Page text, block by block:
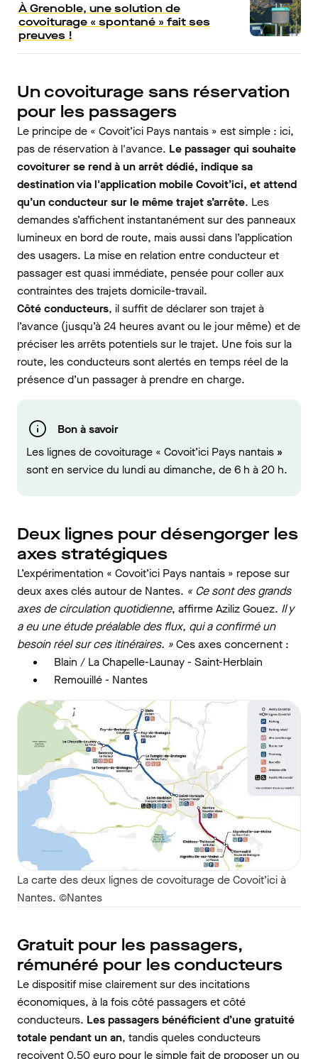
À Grenoble, une solution de
covoiturage « spontané » fait ses
preuves !
Un covoiturage sans réservation
pour les passagers
Le principe de « Covoit’ici Pays nantais » est simple : ici,
pas de réservation à l'avance. Le passager qui souhaite
covoiturer se rend à un arrêt dédié, indique sa
destination via l'application mobile Covoit’ici, et attend
qu’un conducteur sur le même trajet s’arrête. Les
demandes s’affichent instantanément sur des panneaux
lumineux en bord de route, mais aussi dans l’application
des usagers. La mise en relation entre conducteur et
passager est quasi immédiate, pensée pour coller aux
contraintes des trajets domicile-travail.
Côté conducteurs, il suffit de déclarer son trajet à
l’avance (jusqu’à 24 heures avant ou le jour même) et de
préciser les arrêts potentiels sur le trajet. Une fois sur la
route, les conducteurs sont alertés en temps réel de la
présence d’un passager à prendre en charge.
Bon à savoir
Les lignes de covoiturage « Covoit’ici Pays nantais »
sont en service du lundi au dimanche, de 6 h à 20 h.
Deux lignes pour désengorger les
axes stratégiques
L’expérimentation « Covoit’ici Pays nantais » repose sur
deux axes clés autour de Nantes. « Ce sont des grands
axes de circulation quotidienne, affirme Aziliz Gouez. Il y
a eu une étude préalable des flux, qui a confirmé un
besoin réel sur ces itinéraires. »Ces axes concernent :
Blain / La Chapelle-Launay - Saint-Herblain
Remouillé - Nantes
La carte des deux lignes de covoiturage de Covoit’ici à
Nantes. ©Nantes
Gratuit pour les passagers,
rémunéré pour les conducteurs
Le dispositif mise clairement sur des incitations
économiques, à la fois côté passagers et côté
conducteurs. Les passagers bénéficient d’une gratuité
totale pendant un an, tandis queles conducteurs
reçoivent 0,50 euro pour le simple fait de proposer un ou